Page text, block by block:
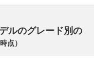
ルのグレード別の
時点）